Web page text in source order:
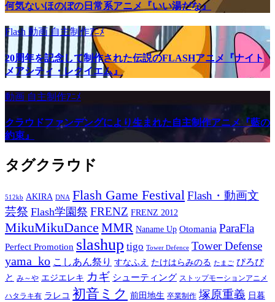
何気ないほのぼの日常系アニメ『いい湯だな』
Flash 動画自主制作ｱﾆﾒ
20周年を記念して制作された伝説のFLASHアニメ『ナイト
メアシティ・レクイエム』
動画 自主制作ｱﾆﾒ
クラウドファンデングにより生まれた自主制作アニメ『藍の
約束』
タグクラウド
512kb AKIRA DNA Flash Game FestivalFlash・動画文
芸祭 Flash学園祭 FRENZ FRENZ 2012
MikuMikuDance MMR Naname Up Otomania ParaFla
Perfect Promotion slashup tigo Tower Defence Tower Defense
yama_ko こしあん祭り すなふえ たけはらみのる たまご ぴろぴ
と み～や エジエレキ カギ シューティング ストップモーションアニメ
ハタラキ有 ラレコ 初音ミク 前田地生 卒業制作 塚原重義 日暮